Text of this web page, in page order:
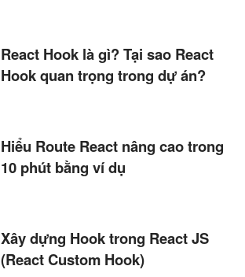
React Hook là gì? Tại sao React
Hook quan trọng trong dự án?
Hiểu Route React nâng cao trong
10 phút bằng ví dụ
Xây dựng Hook trong React JS
(React Custom Hook)